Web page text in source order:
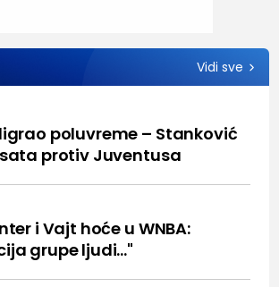
Vidi sve
poluvreme – Stanković
protiv Juventusa
i Vajt hoće u WNBA:
grupe ljudi..."